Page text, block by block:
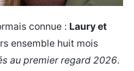
connue : Laury et
ensemble huit mois
au premier regard 2026.